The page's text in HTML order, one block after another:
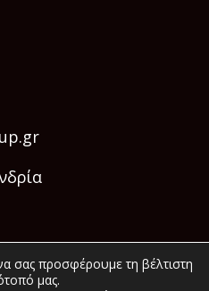
σας προσφέρουμε τη βέλτιστη
μας.